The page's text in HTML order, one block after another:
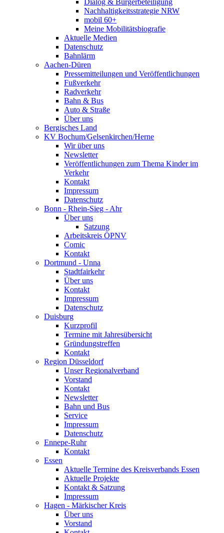
Dialog & Bürgerbeteiligung
Nachhaltigkeitsstrategie NRW
mobil 60+
Meine Mobilitätsbiografie
Aktuelle Medien
Datenschutz
Bahnlärm
Aachen-Düren
Pressemitteilungen und Veröffentlichungen
Fußverkehr
Radverkehr
Bahn & Bus
Auto & Straße
Über uns
Bergisches Land
KV Bochum/Gelsenkirchen/Herne
Wir über uns
Newsletter
Veröffentlichungen zum Thema Kinder im
Verkehr
Kontakt
Impressum
Datenschutz
Bonn - Rhein-Sieg - Ahr
Über uns
Satzung
Arbeitskreis ÖPNV
Comic
Kontakt
Dortmund - Unna
Stadtfairkehr
Über uns
Kontakt
Impressum
Datenschutz
Duisburg
Kurzprofil
Termine mit Jahresübersicht
Gründungstreffen
Kontakt
Region Düsseldorf
Unser Regionalverband
Vorstand
Kontakt
Newsletter
Bahn und Bus
Service
Impressum
Datenschutz
Ennepe-Ruhr
Kontakt
Essen
Aktuelle Termine des Kreisverbands Essen
Aktuelle Projekte
Kontakt & Satzung
Impressum
Hagen - Märkischer Kreis
Über uns
Vorstand